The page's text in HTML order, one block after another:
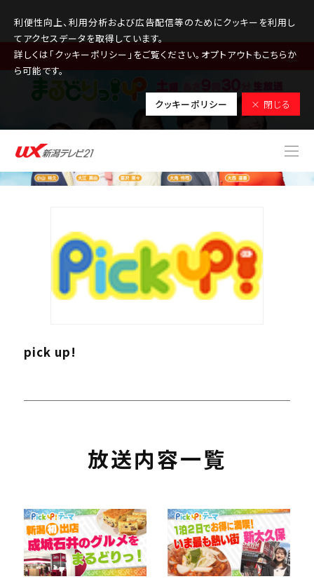
利便性向上、利用分析および広告配信等のためにクッキーを利用し
てアクセスデータを取得しています。
詳しくは「クッキーポリシー」をご覧ください。オプトアウトもこちらか
ら可能です。
クッキーポリシー × 閉じる
MENU
pick up!
放送内容一覧